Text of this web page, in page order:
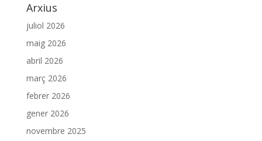
Arxius
juliol 2026
maig 2026
abril 2026
març 2026
febrer 2026
gener 2026
novembre 2025